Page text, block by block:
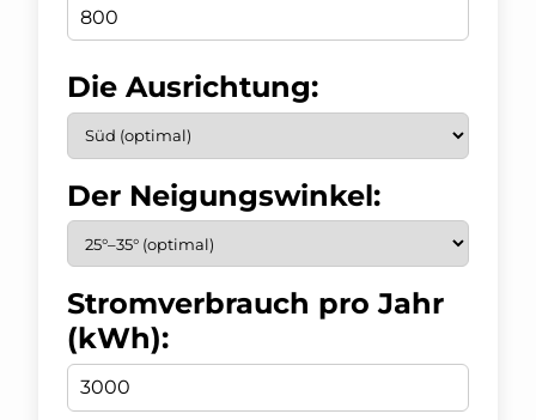
Die Ausrichtung:
Der Neigungswinkel:
Stromverbrauch pro Jahr
(kWh):